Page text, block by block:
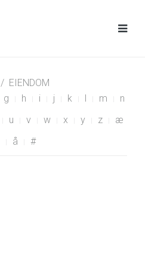
EIENDOM
g h i j k l m
n
u v w x y z
æ
å #